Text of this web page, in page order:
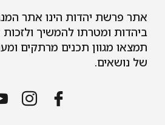
אתר פרשת יהדות הינו אתר
ביהדות ומטרתו להמשיך
תמצאו מגוון תכנים מרתקים
של נושאים.